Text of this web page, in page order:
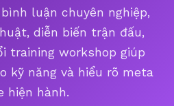
luận chuyên nghiệp,
diễn biến trận đấu,
training workshop giúp
kỹ năng và hiểu rõ meta
hiện hành.